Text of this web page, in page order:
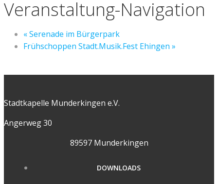
Veranstaltung-Navigation
«Serenade im Bürgerpark
Frühschoppen Stadt.Musik.Fest Ehingen »
Stadtkapelle Munderkingen e.V.
Angerweg 30
89597 Munderkingen
DOWNLOADS